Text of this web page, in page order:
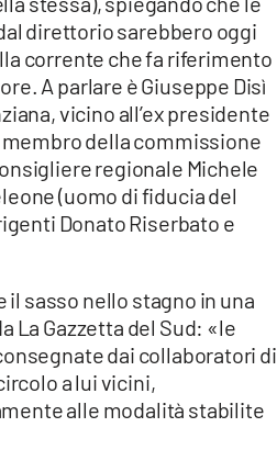
direttorio sarebbero oggi
corrente che fa riferimento
A parlare è Giuseppe Disì
vicino all’ex presidente
membro della commissione
regionale Michele
(uomo di fiducia del
Donato Riserbato e
il sasso nello stagno in una
La Gazzetta del Sud: «le
dai collaboratori di
a lui vicini,
alle modalità stabilite